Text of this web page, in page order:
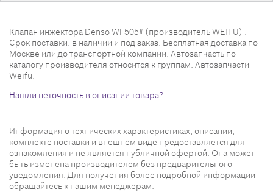
Клапан инжектора Denso WF505# (производитель WEIFU) .
Срок поставки: в наличии и под заказ. Бесплатная доставка по
Москве или до транспортной компании. Автозапчасть по
каталогу производителя относится к группам: Автозапчасти
Weifu.
Нашли неточность в описании товара?
Информация о технических характеристиках, описании,
комплекте поставки и внешнем виде предоставляется для
ознакомления и не является публичной офертой. Она может
быть изменена производителем без предварительного
уведомления. Для получения более подробной информации
обращайтесь к нашим менеджерам.